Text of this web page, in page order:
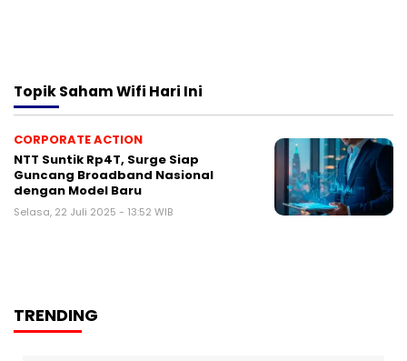
TopikSaham Wifi Hari Ini
CORPORATE ACTION
NTT Suntik Rp4T, Surge Siap
Guncang Broadband Nasional
dengan Model Baru
Selasa, 22 Juli 2025 - 13:52 WIB
TRENDING